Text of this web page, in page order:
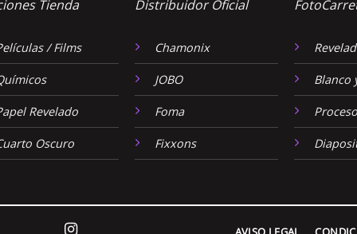
Tienda
/ Films
Revelado
Oscuro
Distribuidor Oficial
Chamonix
JOBO
Foma
Fixxons
Blanco